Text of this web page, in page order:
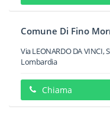
Comune Di Fino
Via LEONARDO DA VINCI,
Lombardia
Chiama